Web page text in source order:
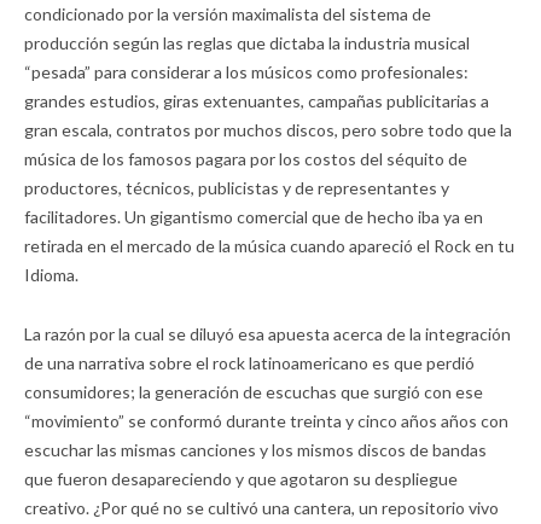
condicionado por la versión maximalista del sistema de
producción según las reglas que dictaba la industria musical
“pesada” para considerar a los músicos como profesionales:
grandes estudios, giras extenuantes, campañas publicitarias a
gran escala, contratos por muchos discos, pero sobre todo que la
música de los famosos pagara por los costos del séquito de
productores, técnicos, publicistas y de representantes y
facilitadores. Un gigantismo comercial que de hecho iba ya en
retirada en el mercado de la música cuando apareció el Rock en tu
Idioma.
La razón por la cual se diluyó esa apuesta acerca de la integración
de una narrativa sobre el rock latinoamericano es que perdió
consumidores; la generación de escuchas que surgió con ese
“movimiento” se conformó durante treinta y cinco años años con
escuchar las mismas canciones y los mismos discos de bandas
que fueron desapareciendo y que agotaron su despliegue
creativo. ¿Por qué no se cultivó una cantera, un repositorio vivo